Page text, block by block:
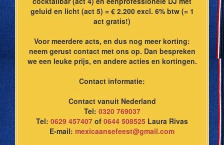
geluid en licht (act 5) = € 2.200 excl. 6% btw (= 1
act gratis!)
Voor meerdere acts, en dus nog meer korting:
neem gerust contact met ons op. Dan bespreken
we een leuke prijs, en andere acties en kortingen.
Contact informatie:
Contact vanuit Nederland
Tel: 0320 769037
Tel: 0629 457407 of 0644 508525 Laura Rivas
E-mail: mexicaansefeest@gmail.com